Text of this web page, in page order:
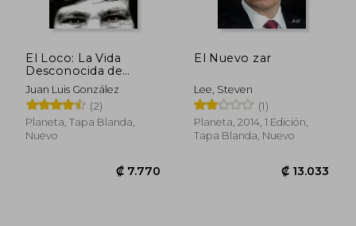
El Loco: La Vida
Desconocida de
Javier Milei Y Su
Irrupción En La
Política Argentina /
The Madman: The
Unknown Life of
Juan Luis González
(2)
Planeta, Tapa Blanda,
Nuevo
El Nuevo zar
Lee, Steven
(1)
Planeta, 2014, 1 Edición,
Tapa Blanda, Nuevo